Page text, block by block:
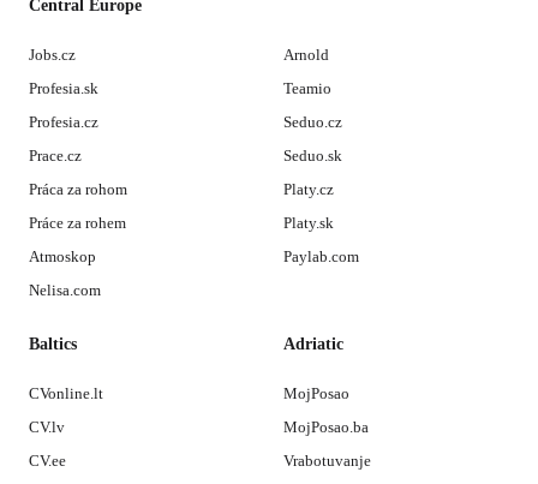
Central Europe
Jobs.cz
Profesia.sk
Profesia.cz
Prace.cz
Práca za rohom
Práce za rohem
Atmoskop
Nelisa.com
Arnold
Teamio
Seduo.cz
Seduo.sk
Platy.cz
Platy.sk
Paylab.com
Baltics
CVonline.lt
CV.lv
CV.ee
Adriatic
MojPosao
MojPosao.ba
Vrabotuvanje